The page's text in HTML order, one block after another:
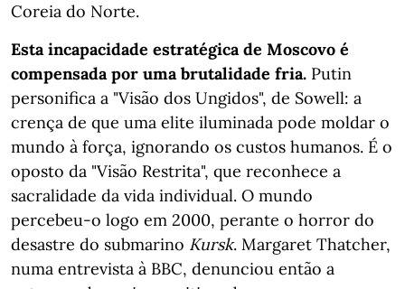
Coreia do Norte.
Esta incapacidade estratégica de Moscovo é
compensada por uma brutalidade fria. Putin
personifica a "Visão dos Ungidos", de Sowell: a
crença de que uma elite iluminada pode moldar o
mundo à força, ignorando os custos humanos. É o
oposto da "Visão Restrita", que reconhece a
sacralidade da vida individual. O mundo
percebeu-o logo em 2000, perante o horror do
desastre do submarino Kursk. Margaret Thatcher,
numa entrevista à BBC, denunciou então a